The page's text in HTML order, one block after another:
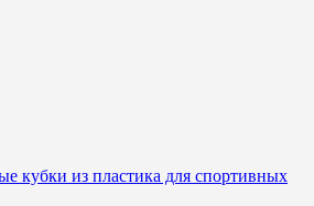
кубки из пластика для спортивных